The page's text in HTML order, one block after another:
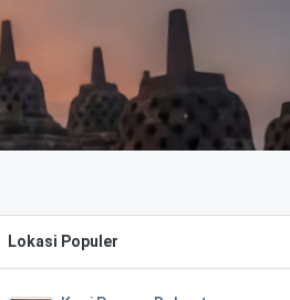
Lokasi Populer